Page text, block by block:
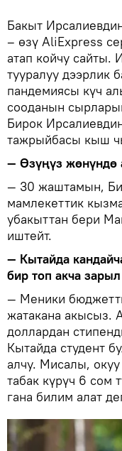
Бакыт
– өзү AliExpress
атап койчу сайты.
тууралуу дээрлик
пандемиясы күч
сооданын
Бирок
тажрыйбасы кыш
— Өзүңүз жөнүндө
— 30 жаштамын,
мамлекеттик
убакыттан бери
иштейт.
— Кытайда
бир топ акча
— Меники
жатакана акысыз.
доллардан
Кытайда студент
алчу. Мисалы,
табак күрүч 6 сом
гана билим алат